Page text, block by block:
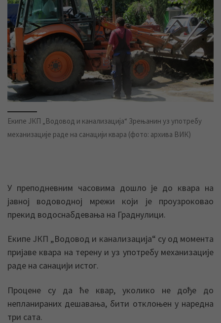
Екипе ЈКП „Водовод и канализација“ Зрењанин уз употребу
механизације раде на санацији квара (фото: архива ВИК)
У преподневним часовима дошло је до квара на
јавној водоводној мрежи који је проузроковао
прекид водоснабдевања на Граднулици.
Екипе ЈКП „Водовод и канализација“ су од момента
пријаве квара на терену и уз употребу механизације
раде на санацији истог.
Процене су да ће квар, уколико не дође до
непланираних дешавања, бити отклоњен у наредна
три сата.